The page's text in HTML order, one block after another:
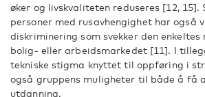
øker og livskvaliteten reduseres [12,
personer med rusavhengighet har også
diskriminering som svekker den enkeltes
bolig- eller arbeidsmarkedet [11]. I
tekniske stigma knyttet til oppføring i
også gruppens muligheter til både å få
utdanning.